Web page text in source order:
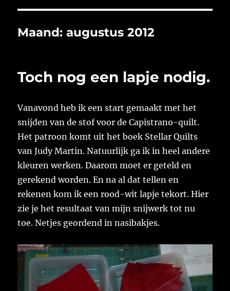
Maand:augustus 2012
Toch nog een lapje nodig.
Vanavond heb ik een start gemaakt met het
snijden van de stof voor de Capistrano-quilt.
Het patroon komt uit het boek Stellar Quilts
van Judy Martin. Natuurlijk ga ik in heel andere
kleuren werken. Daarom moet er geteld en
gerekend worden. En na al dat tellen en
rekenen kom ik een rood-wit lapje tekort. Hier
zie je het resultaat van mijn snijwerk tot nu
toe. Netjes geordend in nasibakjes.